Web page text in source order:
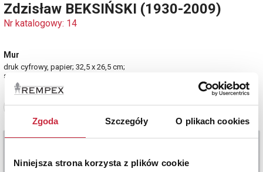
Zgoda Szczegóły O plikach cookies
Niniejsza strona korzysta z plików cookie
Zdzisław BEKSIŃSKI (1930-2009)
Nr katalogowy: 14
Mur
druk cyfrowy, papier; 32,5 x 26,5 cm;
sygn. flamastrem u dołu: Beksiński.
Zobacz pełne informacje